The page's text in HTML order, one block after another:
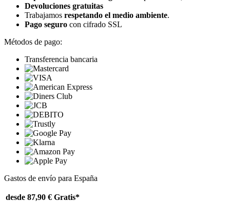
Devoluciones gratuitas
Trabajamos respetando el medio ambiente.
Pago seguro con cifrado SSL
Métodos de pago:
Transferencia bancaria
Gastos de envío para España
desde 87,90 € Gratis*